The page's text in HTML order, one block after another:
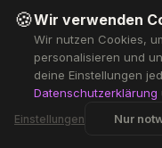
🍪Wir verwenden
Wir nutzen Cookies,
personalisieren und
deine Einstellungen
Datenschutzerklärung
Einstellungen Nur